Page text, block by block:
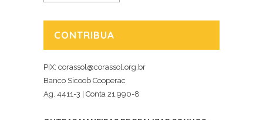
CONTRIBUA
PIX: corassol@corassol.org.br
Banco Sicoob Cooperac
Ag. 4411-3 | Conta 21.990-8